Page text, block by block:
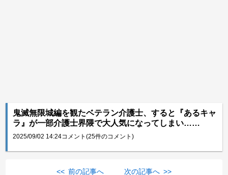
鬼滅無限城編を観たベテラン介護士、すると『あるキャ
ラ』が一部介護士界隈で大人気になってしまい……
2025/09/02 14:24コメント(25件のコメント)
<< 前の記事へ 次の記事へ >>